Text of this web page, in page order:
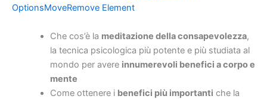
OptionsMoveRemove Element
Che cos’è la meditazione della consapevolezza,
la tecnica psicologica più potente e più studiata al
mondo per avere innumerevoli benefici a corpo e
mente
Come ottenere i benefici più importanti che la